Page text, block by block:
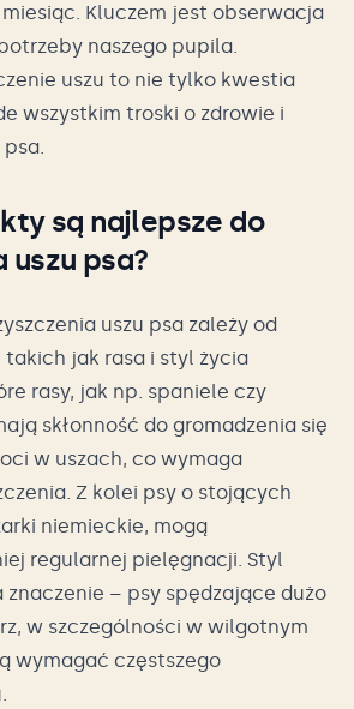
Kluczem jest obserwacja
naszego pupila.
uszu to nie tylko kwestia
wszystkim troski o zdrowie i
są najlepsze do
uszu psa?
uszu psa zależy od
jak rasa i styl życia
rasy, jak np. spaniele czy
skłonność do gromadzenia się
w uszach, co wymaga
Z kolei psy o stojących
niemieckie, mogą
regularnej pielęgnacji. Styl
znaczenie – psy spędzające dużo
w szczególności w wilgotnym
wymagać częstszego